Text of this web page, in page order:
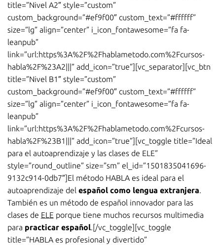
title=”Nivel A2″ style=”custom”
custom_background=”#ef9f00″ custom_text=”#ffffff”
size=”lg” align=”center” i_icon_fontawesome=”fa fa-
leanpub”
link=”url:https%3A%2F%2Fhablametodo.com%2Fcursos-
habla%2F%23A2|||” add_icon=”true”][vc_separator][vc_btn
title=”Nivel B1″ style=”custom”
custom_background=”#ef9f00″ custom_text=”#ffffff”
size=”lg” align=”center” i_icon_fontawesome=”fa fa-
leanpub”
link=”url:https%3A%2F%2Fhablametodo.com%2Fcursos-
habla%2F%23B1|||” add_icon=”true”][vc_toggle title=”Ideal
para el autoaprendizaje y las clases de ELE”
style=”round_outline” size=”sm” el_id=”1501835041696-
9132c914-0db7″]El método HABLA es ideal para el
autoaprendizaje del español como lengua extranjera.
También es un método de español innovador para las
clases de ELE porque tiene muchos recursos multimedia
para practicar español.[/vc_toggle][vc_toggle
title=”HABLA es profesional y divertido”